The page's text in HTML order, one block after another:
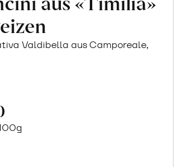
Valdibella aus Camporeale,